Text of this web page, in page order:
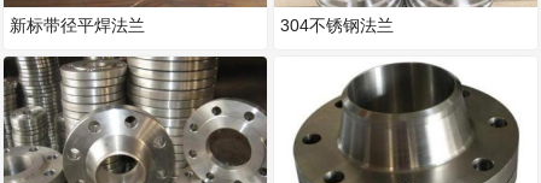
新标带径平焊法兰 304不锈钢法兰